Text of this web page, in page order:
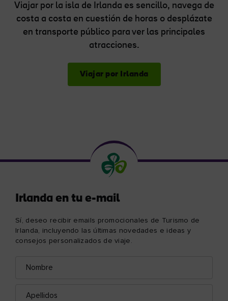
Viajar por la isla de Irlanda es sencillo, navega de
costa a costa en cuestión de horas o desplázate
en transporte público para ver las principales
atracciones.
Viajar por Irlanda
Irlanda en tu e-mail
Sí, deseo recibir emails promocionales de Turismo de
Irlanda, incluyendo las últimas novedades e ideas y
consejos personalizados de viaje.
electrónico